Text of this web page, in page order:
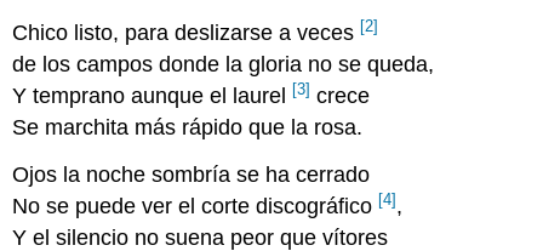
Chico listo, para deslizarse a veces [2]
de los campos donde la gloria no se queda,
Y temprano aunque el laurel
[3] crece
Se marchita más rápido que la rosa.
Ojos la noche sombría se ha cerrado
No se puede ver el corte discográfico [4] ,
Y el silencio no suena peor que vítores